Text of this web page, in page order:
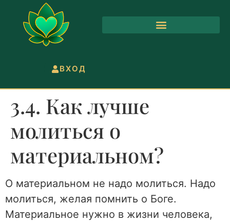
ВХОД
3.4. Как лучше
молиться о
материальном?
О материальном не надо молиться. Надо
молиться, желая помнить о Боге.
Материальное нужно в жизни человека,